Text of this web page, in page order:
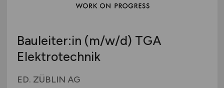
Bauleiter:in (m/w/d) TGA
Elektrotechnik
ED. ZÜBLIN AG